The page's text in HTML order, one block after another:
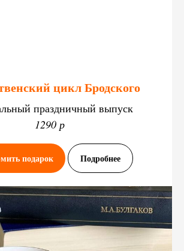
цикл Бродского
праздничный выпуск
1290 р
подарок Подробнее